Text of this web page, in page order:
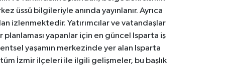
üssü bilgileriyle anında yayınlanır. Ayrıca
izlenmektedir. Yatırımcılar ve vatandaşlar
planlaması yapanlar için en güncel Isparta iş
yaşamın merkezinde yer alan Isparta
tüm İzmir ilçeleri ile ilgili gelişmeler, bu başlık